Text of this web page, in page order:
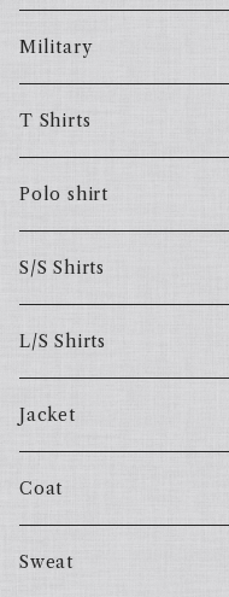
Military
T Shirts
Polo shirt
S/S Shirts
L/S Shirts
Jacket
Coat
Sweat